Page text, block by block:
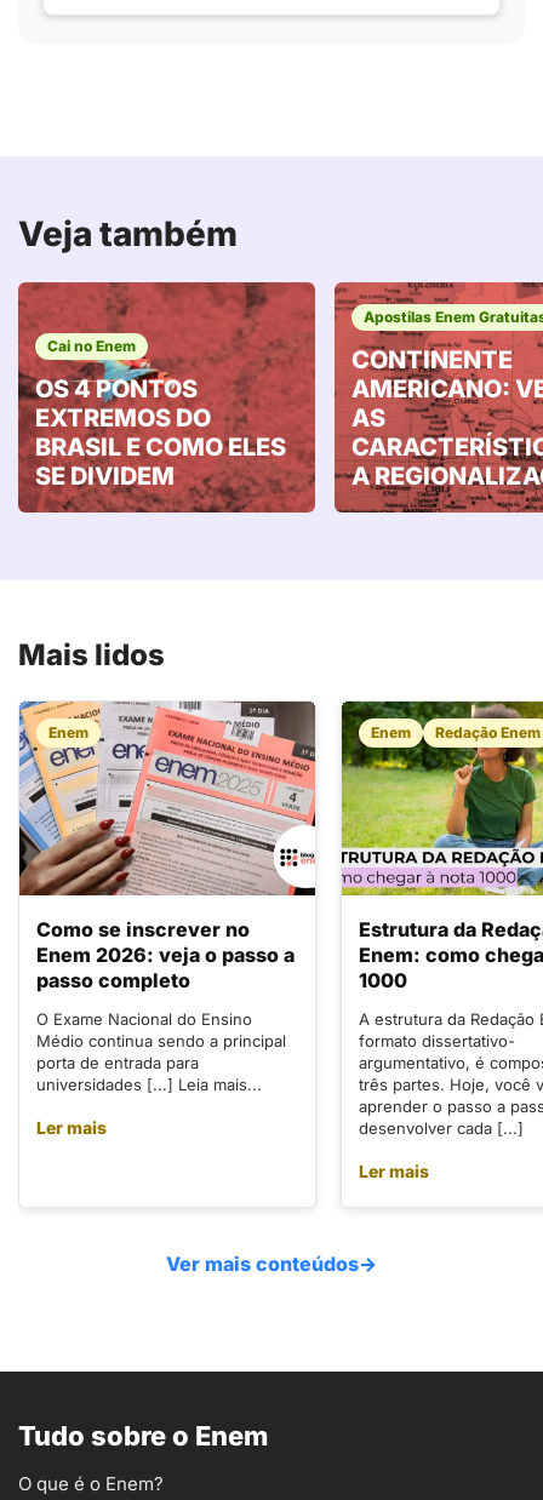
Veja também
Cai no Enem
OS 4 PONTOS
EXTREMOS DO
BRASIL E COMO ELES
SE DIVIDEM
Apostilas Enem
CONTINENTE
AMERICANO:
AS
A
Mais lidos
Enem
Como se inscrever no
Enem 2026: veja o passo a
passo completo
O Exame Nacional do Ensino
Médio continua sendo a principal
porta de entrada para
universidades [...] Leia mais...
Ler mais
Enem Redação Enem
Estrutura da
Enem: como
1000
A estrutura da Redação
formato dissertativo-
argumentativo, é
três partes. Hoje, você
aprender o passo a
desenvolver cada [...]
Ler mais
Ver mais conteúdos→
Tudo sobre o Enem
O que é o Enem?